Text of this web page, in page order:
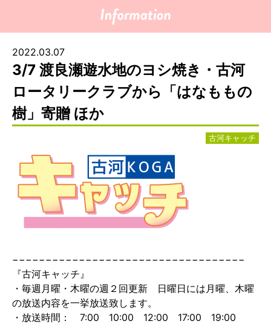
2022.03.07
3/7 渡良瀬遊水地のヨシ焼き・古河
ロータリークラブから「はなももの
樹」寄贈 ほか
古河キャッチ
−−−−−−−−−−−−−−−−−−−−−−−−−−−−−−−−−−−
『古河キャッチ』
・毎週月曜・木曜の週２回更新 日曜日には月曜、木曜
の放送内容を一挙放送致します。
・放送時間： 7:00 10:00 12:00 17:00 19:00